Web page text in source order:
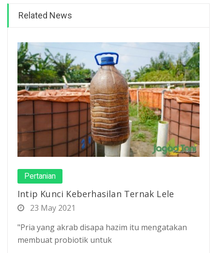
Related News
Pertanian
Intip Kunci Keberhasilan Ternak Lele
23 May 2021
"Pria yang akrab disapa hazim itu mengatakan
membuat probiotik untuk